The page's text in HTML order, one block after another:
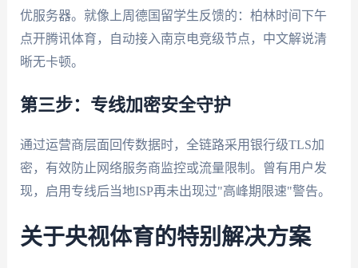
优服务器。就像上周德国留学生反馈的：柏林时间下午
点开腾讯体育，自动接入南京电竞级节点，中文解说清
晰无卡顿。
第三步：专线加密安全守护
通过运营商层面回传数据时，全链路采用银行级TLS加
密，有效防止网络服务商监控或流量限制。曾有用户发
现，启用专线后当地ISP再未出现过"高峰期限速"警告。
关于央视体育的特别解决方案